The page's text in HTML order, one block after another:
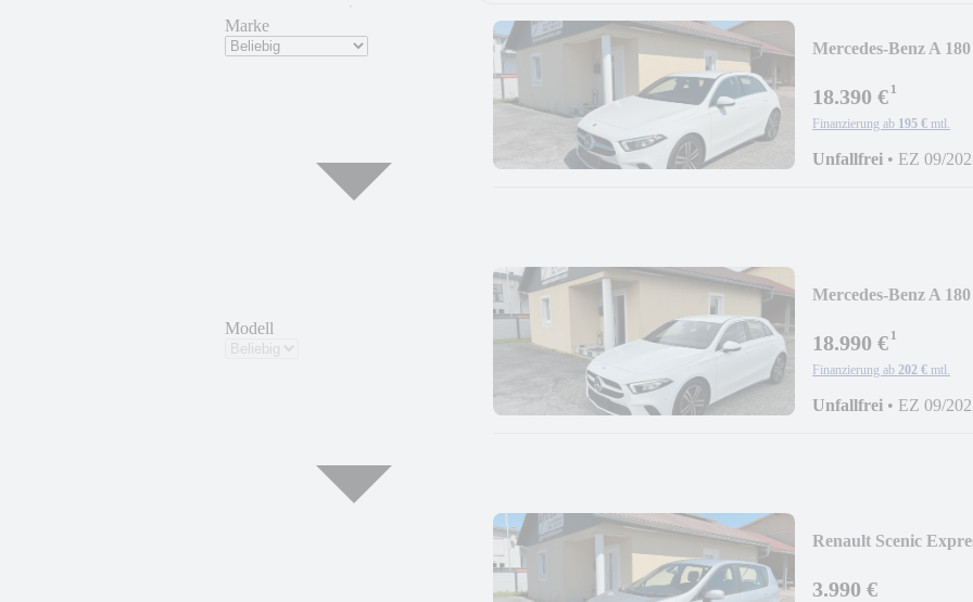
Marke
Modell
Mercedes-Benz A
18.390 €¹
Finanzierung ab 195 € mtl.
Unfallfrei • EZ 09/
Mercedes-Benz A
18.990 €¹
Finanzierung ab 202 € mtl.
Unfallfrei • EZ 09/
Renault Scenic
3.990 €